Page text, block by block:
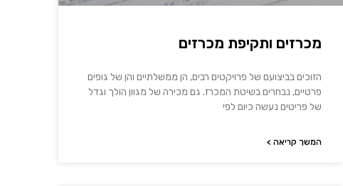
מכרזים ותקיפת מכרזים
הזוכים בביצועם של פרויקטים רבים, הן ממשלתיים והן של גופים
פרטיים, נבחרים בשיטת המכרז. גם מכירה של מגוון הולך וגדל
של פריטים נעשה כיום לפי
המשך קריאה >